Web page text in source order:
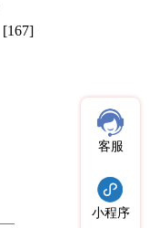
[167]
客服
小程序